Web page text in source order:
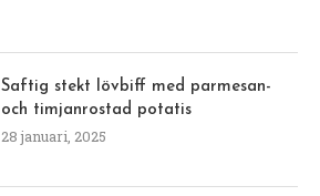
Saftig stekt lövbiff med parmesan-
och timjanrostad potatis
28 januari, 2025